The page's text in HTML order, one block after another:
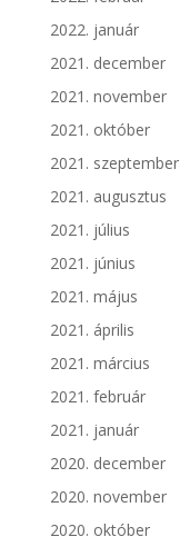
2022. január
2021. december
2021. november
2021. október
2021. szeptember
2021. augusztus
2021. július
2021. június
2021. május
2021. április
2021. március
2021. február
2021. január
2020. december
2020. november
2020. október